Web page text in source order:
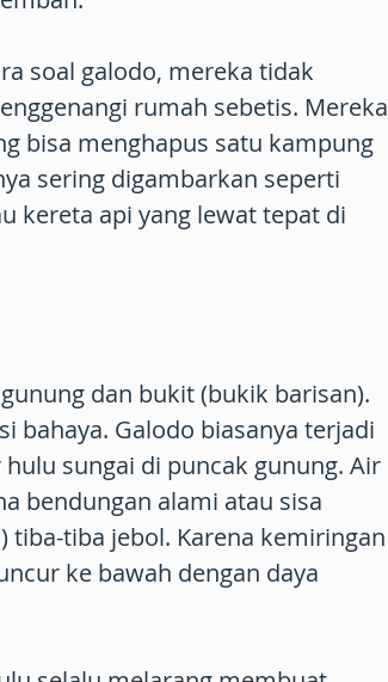
soal galodo, mereka tidak
rumah sebetis. Mereka
bisa menghapus satu kampung
sering digambarkan seperti
kereta api yang lewat tepat di
dan bukit (bukik barisan).
bahaya. Galodo biasanya terjadi
sungai di puncak gunung. Air
bendungan alami atau sisa
tiba jebol. Karena kemiringan
ke bawah dengan daya